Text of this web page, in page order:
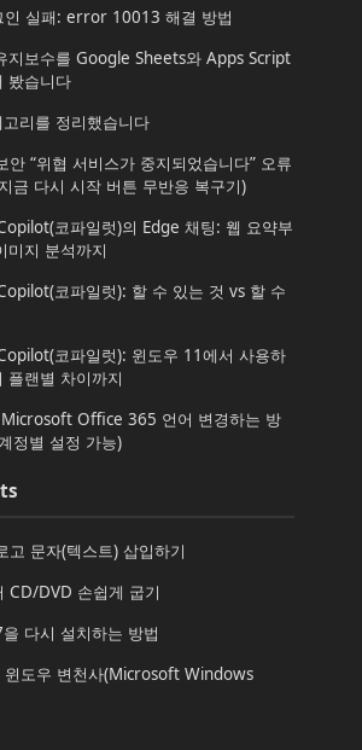
인 실패: error 10013 해결 방법
지보수를 Google Sheets와 Apps Script
봤습니다
리를 정리했습니다
“위협 서비스가 중지되었습니다” 오류
금 다시 시작 버튼 무반응 복구기)
코파일럿)의 Edge 채팅: 웹 요약부
미지 분석까지
코파일럿): 할 수 있는 것 vs 할 수
코파일럿): 윈도우 11에서 사용하
플랜별 차이까지
Office 365 언어 변경하는 방
정별 설정 가능)
고 문자(텍스트) 삽입하기
CD/DVD 손쉽게 굽기
다시 설치하는 방법
윈도우 변천사(Microsoft Windows